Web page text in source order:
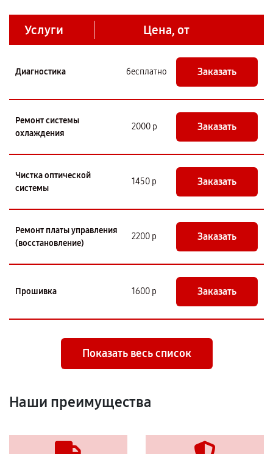
Услуги Цена, от
Диагностика бесплатно Заказать
Ремонт системы
охлаждения
2000 р Заказать
Чистка оптической
системы
1450 р Заказать
Ремонт платы управления
(восстановление)
2200 р Заказать
Прошивка 1600 р Заказать
Показать весь список
Наши преимущества